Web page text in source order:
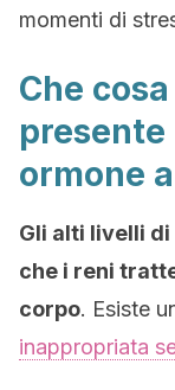
momenti di
Che
presente
ormone
Gli alti livelli
che i reni
corpo. Esiste
inappropriata